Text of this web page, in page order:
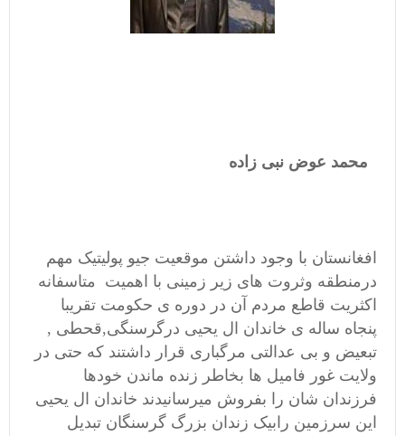
محمد عوض نبی زاده
افغانستان با وجود داشتن موقعیت جیو پولیتیک مهم
درمنطقه وثروت های زیر زمینی با اهمیت متاسفانه
اکثریت قاطع مردم آن در دوره ی حکومت تقریبا
پنجاه ساله ی خاندان ال یحیی درگرسنگی,قحطی ,
تبعیض و بی عدالتی مرگباری قرار داشتند که حتی در
ولایت غور فامیل ها بخاطر زنده ماندن خودها
فرزندان شان را بفروش میرسانیدند خاندان ال یحیی
این سرزمین رابیک زندان بزرگ گرسنگان تبدیل